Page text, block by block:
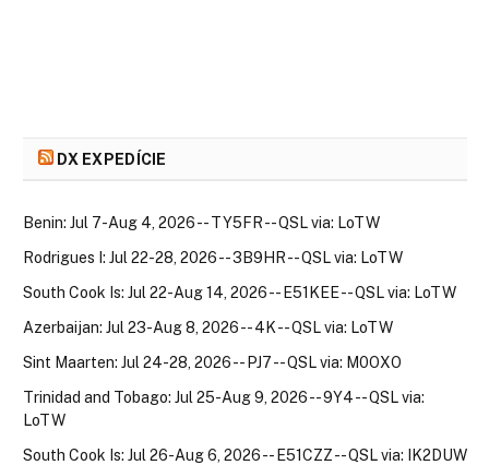
DX EXPEDÍCIE
Benin: Jul 7-Aug 4, 2026 -- TY5FR -- QSL via: LoTW
Rodrigues I: Jul 22-28, 2026 -- 3B9HR -- QSL via: LoTW
South Cook Is: Jul 22-Aug 14, 2026 -- E51KEE -- QSL via: LoTW
Azerbaijan: Jul 23-Aug 8, 2026 -- 4K -- QSL via: LoTW
Sint Maarten: Jul 24-28, 2026 -- PJ7 -- QSL via: M0OXO
Trinidad and Tobago: Jul 25-Aug 9, 2026 -- 9Y4 -- QSL via:
LoTW
South Cook Is: Jul 26-Aug 6, 2026 -- E51CZZ -- QSL via: IK2DUW